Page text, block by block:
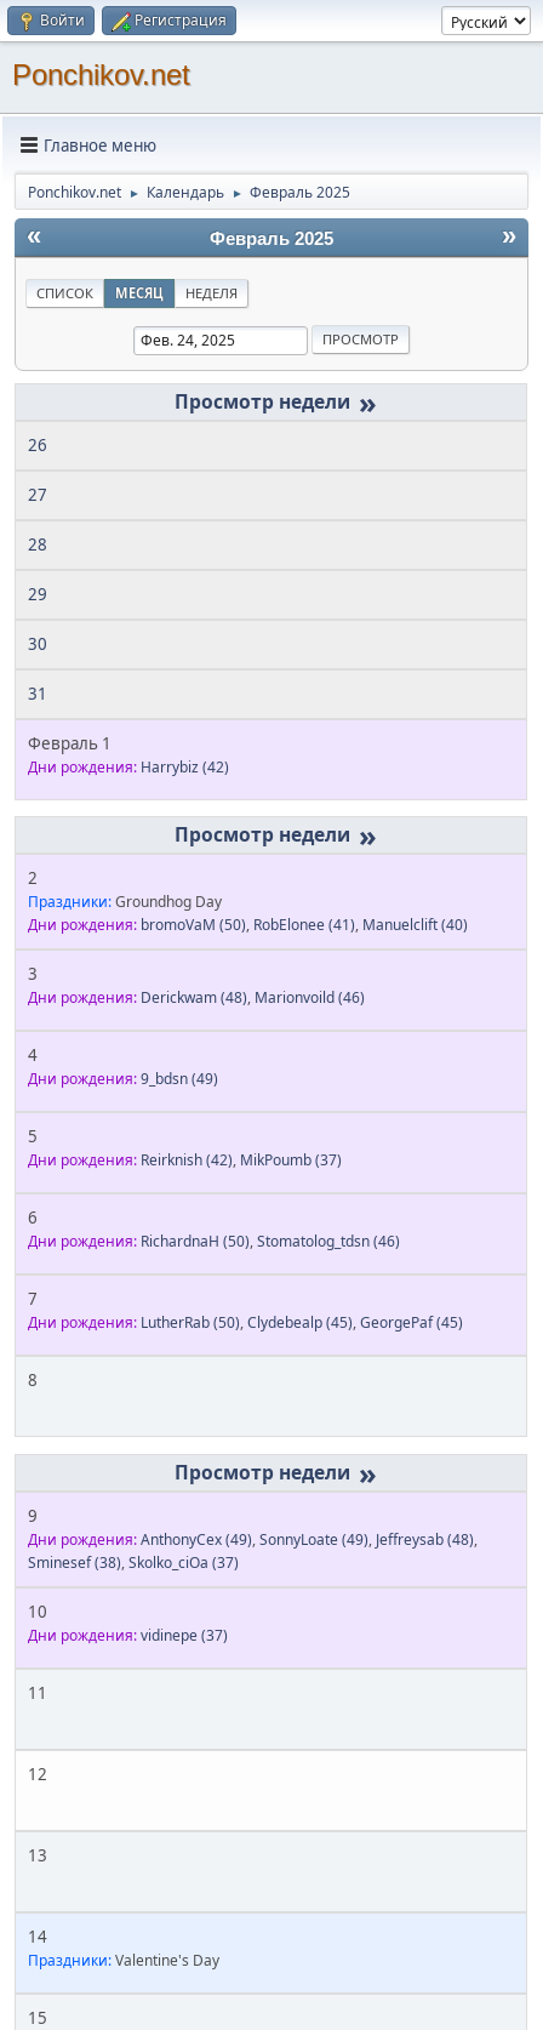
Войти Регистрация
Ponchikov.net
Главное меню
Ponchikov.net ► Календарь ► Февраль 2025
« »
Февраль 2025
СПИСОК МЕСЯЦ НЕДЕЛЯ
»
26
27
28
29
30
31
Февраль 1
Дни рождения: Harrybiz(42)
»
2
Праздники:Groundhog Day
Дни рождения: bromoVaM (50), RobElonee(41), Manuelclift(40)
3
Дни рождения: Derickwam(48), Marionvoild(46)
4
Дни рождения:9_bdsn(49)
5
Дни рождения: Reirknish(42), MikPoumb(37)
6
Дни рождения: RichardnaH (50),Stomatolog_tdsn(46)
7
Дни рождения: LutherRab(50),Clydebealp(45),GeorgePaf(45)
8
»
9
Дни рождения:AnthonyCex(49),SonnyLoate(49), Jeffreysab(48),
Sminesef(38),Skolko_ciOa (37)
10
Дни рождения:vidinepe(37)
11
12
13
14
Праздники:Valentine's Day
15